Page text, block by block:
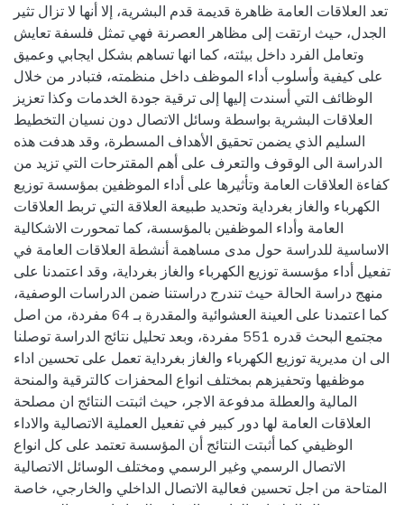
تعد العلاقات العامة ظاهرة قديمة قدم البشرية، إلا أنها لا تزال تثير
الجدل، حيث ارتقت إلى مظاهر العصرنة فهي تمثل فلسفة تعايش
وتعامل الفرد داخل بيئته، كما انها تساهم بشكل ايجابي وعميق
على كيفية وأسلوب أداء الموظف داخل منظمته، فتبادر من خلال
الوظائف التي أسندت إليها إلى ترقية جودة الخدمات وكذا تعزيز
العلاقات البشرية بواسطة وسائل الاتصال دون نسيان التخطيط
السليم الذي يضمن تحقيق الأهداف المسطرة، وقد هدفت هذه
الدراسة الى الوقوف والتعرف على أهم المقترحات التي تزيد من
كفاءة العلاقات العامة وتأثيرها على أداء الموظفين بمؤسسة توزيع
الكهرباء والغاز بغرداية وتحديد طبيعة العلاقة التي تربط العلاقات
العامة وأداء الموظفين بالمؤسسة، كما تمحورت الاشكالية
الاساسية للدراسة حول مدى مساهمة أنشطة العلاقات العامة في
تفعيل أداء مؤسسة توزيع الكهرباء والغاز بغرداية، وقد اعتمدنا على
منهج دراسة الحالة حيث تندرج دراستنا ضمن الدراسات الوصفية،
كما اعتمدنا على العينة العشوائية والمقدرة بـ 64 مفردة، من اصل
مجتمع البحث قدره 551 مفردة، وبعد تحليل نتائج الدراسة توصلنا
الى ان مديرية توزيع الكهرباء والغاز بغرداية تعمل على تحسين اداء
موظفيها وتحفيزهم بمختلف انواع المحفزات كالترقية والمنحة
المالية والعطلة مدفوعة الاجر، حيث اثبتت النتائج ان مصلحة
العلاقات العامة لها دور كبير في تفعيل العملية الاتصالية والاداء
الوظيفي كما أثبتت النتائج أن المؤسسة تعتمد على كل انواع
الاتصال الرسمي وغير الرسمي ومختلف الوسائل الاتصالية
المتاحة من اجل تحسين فعالية الاتصال الداخلي والخارجي، خاصة